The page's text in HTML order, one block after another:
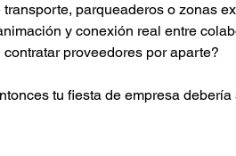
parqueaderos o zonas
y conexión real entre
proveedores por aparte?
tu fiesta de empresa